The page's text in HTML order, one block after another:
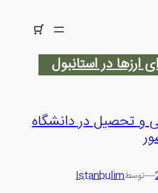
ارزها در استانبول
و تحصیل در دانشگاه
—توسطIstanbulim